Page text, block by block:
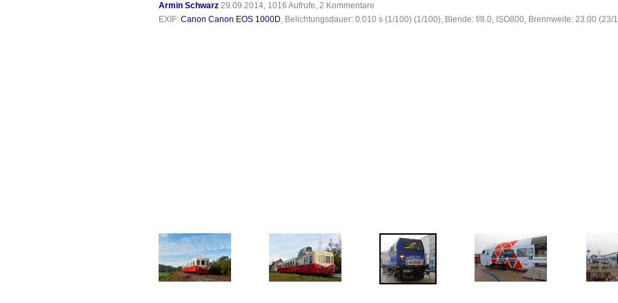
Armin Schwarz 29.09.2014, 1016 Aufrufe, 2 Kommentare
EXIF: Canon Canon EOS 1000D, Belichtungsdauer: 0.010 s (1/100) (1/100), Blende: f/8.0, ISO800, Brennweite: 23.00 (23/